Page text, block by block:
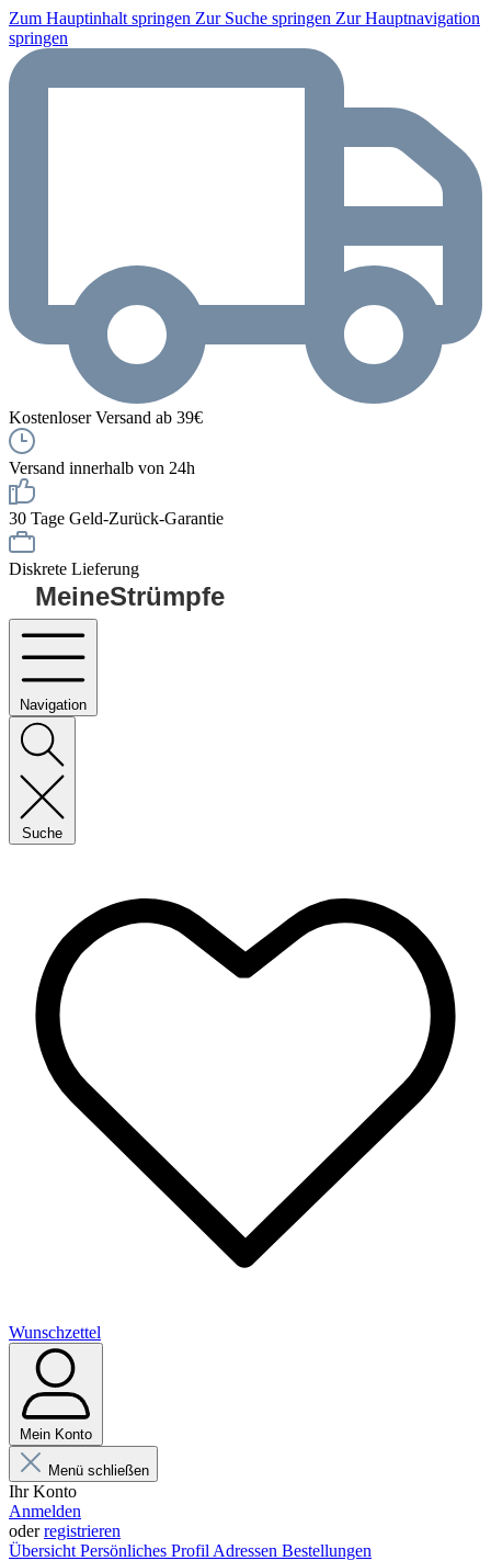
Zum Hauptinhalt springen Zur Suche springen Zur Hauptnavigation
springen
Kostenloser Versand ab 39€
Versand innerhalb von 24h
30 Tage Geld-Zurück-Garantie
Diskrete Lieferung
MeineStrümpfe
Navigation
Suche
Wunschzettel
Mein Konto
Menü schließen
Ihr Konto
Anmelden
oderregistrieren
Übersicht Persönliches Profil Adressen Bestellungen